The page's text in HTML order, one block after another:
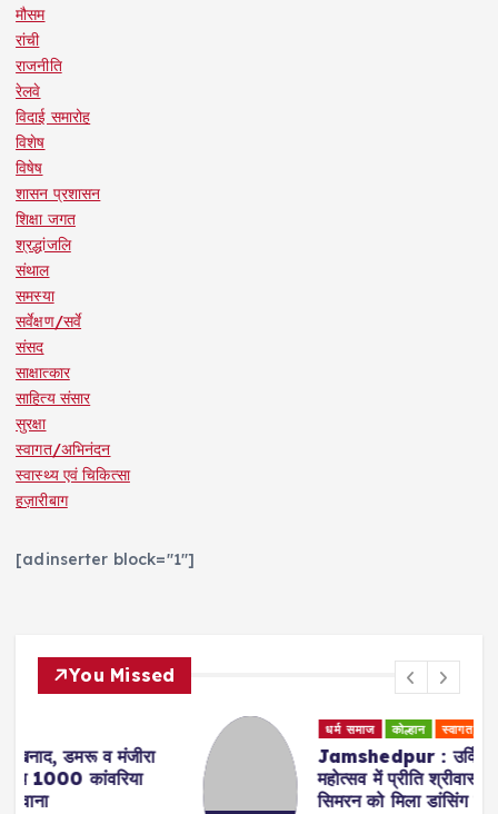
मौसम
रांची
राजनीति
रेलवे
विदाई समारोह
विशेष
विषेष
शासन प्रशासन
शिक्षा जगत
श्रद्धांजलि
संथाल
समस्या
सर्वेक्षण/सर्वे
संसद
साक्षात्कार
साहित्य संसार
सुरक्षा
स्वागत/अभिनंदन
स्वास्थ्य एवं चिकित्सा
हज़ारीबाग
[adinserter block="1"]
You Missed
कोल्हान स्वागत/अभिनंदन
Jamshedpur : उर्विता संस्था के सावन
महोत्सव में प्रीति श्रीवास्तव बनी सावन क्वीन व
सिमरन को मिला डांसिंग क्वीन का खिताब